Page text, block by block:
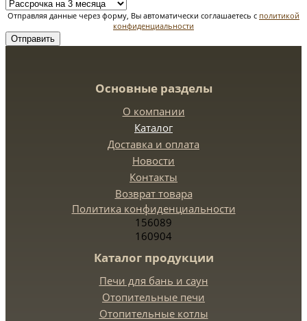
Отправляя данные через форму, Вы автоматически соглашаетесь с политикой
конфиденциальности
Отправить
Основные разделы
О компании
Каталог
Доставка и оплата
Новости
Контакты
Возврат товара
Политика конфиденциальности
156089
160904
Каталог продукции
Печи для бань и саун
Отопительные печи
Отопительные котлы